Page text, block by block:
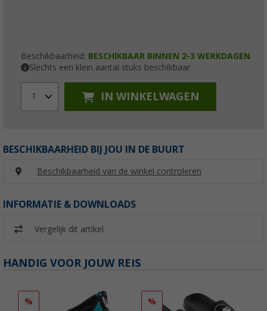
Beschikbaarheid: BESCHIKBAAR BINNEN 2-3 WERKDAGEN
Slechts een klein aantal stuks beschikbaar
1 IN WINKELWAGEN
BESCHIKBAARHEID BIJ JOU IN DE BUURT
Beschikbaarheid van de winkel controleren
INFORMATIE & DOWNLOADS
Vergelijk dit artikel
HANDIG VOOR JOUW REIS
% %